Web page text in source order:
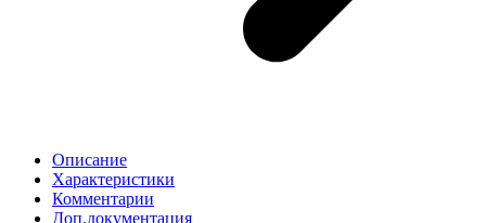
Описание
Характеристики
Комментарии
Доп.документация